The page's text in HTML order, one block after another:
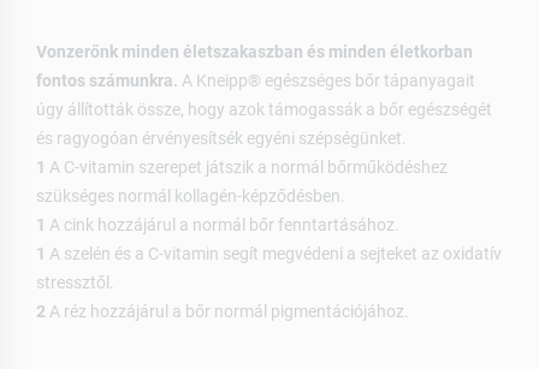
Vonzerőnk minden életszakaszban és minden életkorban
fontos számunkra. A Kneipp® egészséges bőr tápanyagait
úgy állították össze, hogy azok támogassák a bőr egészségét
és ragyogóan érvényesítsék egyéni szépségünket.
1 A C-vitamin szerepet játszik a normál bőrműködéshez
szükséges normál kollagén-képződésben.
1 A cink hozzájárul a normál bőr fenntartásához.
1 A szelén és a C-vitamin segít megvédeni a sejteket az oxidatív
stressztől.
2 A réz hozzájárul a bőr normál pigmentációjához.